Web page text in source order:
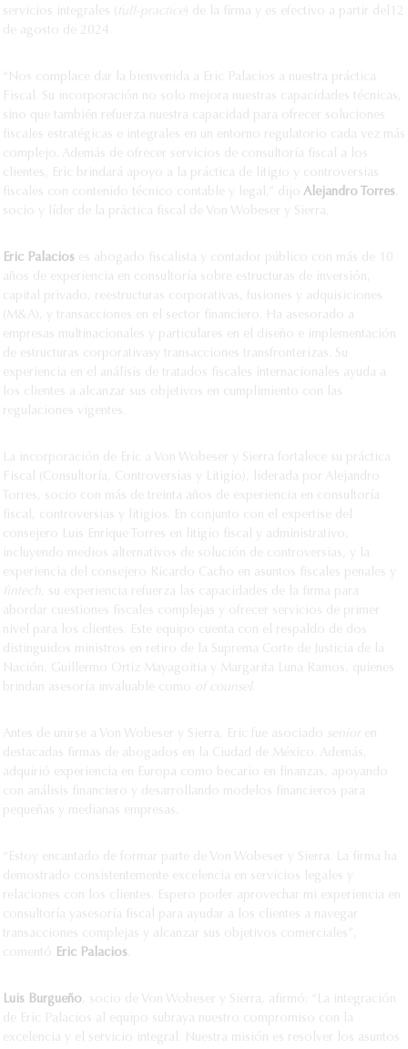
servicios integrales ( full-practice ) de la firma y es efectivo a partir del 12
de agosto de 2024.
“Nos complace dar la bienvenida a Eric Palacios a nuestra práctica
Fiscal. Su incorporación no solo mejora nuestras capacidades técnicas,
sino que también refuerza nuestra capacidad para ofrecer soluciones
fiscales estratégicas e integrales en un entorno regulatorio cada vez más
complejo. Además de ofrecer servicios de consultoría fiscal a los
clientes, Eric brindará apoyo a la práctica de litigio y controversias
fiscales con contenido técnico contable y legal,” dijo Alejandro Torres
socio y líder de la práctica fiscal de Von Wobeser y Sierra.
Eric Palacios es abogado fiscalista y contador público con más de 10
años de experiencia en consultoría sobre estructuras de inversión,
capital privado, reestructuras corporativas, fusiones y adquisiciones
(M&A), y transacciones en el sector financiero. Ha asesorado a
empresas multinacionales y particulares en el diseño e implementación
de estructuras corporativasy transacciones transfronterizas. Su
experiencia en el análisis de tratados fiscales internacionales ayuda a
los clientes a alcanzar sus objetivos en cumplimiento con las
regulaciones vigentes.
La incorporación de Eric a Von Wobeser y Sierra fortalece su práctica
Fiscal (Consultoría, Controversias y Litigio), liderada por Alejandro
Torres, socio con más de treinta años de experiencia en consultoría
fiscal, controversias y litigios. En conjunto con el expertise del
consejero Luis Enrique Torres en litigio fiscal y administrativo,
incluyendo medios alternativos de solución de controversias, y la
experiencia del consejero Ricardo Cacho en asuntos fiscales penales y
fintech , su experiencia refuerza las capacidades de la firma para
abordar cuestiones fiscales complejas y ofrecer servicios de primer
nivel para los clientes. Este equipo cuenta con el respaldo de dos
distinguidos ministros en retiro de la Suprema Corte de Justicia de la
Nación, Guillermo Ortiz Mayagoitia y Margarita Luna Ramos, quienes
brindan asesoría invaluable como of counsel
Antes de unirse a Von Wobeser y Sierra, Eric fue asociado senior en
destacadas firmas de abogados en la Ciudad de México. Además,
adquirió experiencia en Europa como becario en finanzas, apoyando
con análisis financiero y desarrollando modelos financieros para
pequeñas y medianas empresas.
“Estoy encantado de formar parte de Von Wobeser y Sierra. La firma ha
demostrado consistentemente excelencia en servicios legales y
relaciones con los clientes. Espero poder aprovechar mi experiencia en
consultoría y asesoría fiscal para ayudar a los clientes a navegar
transacciones complejas y alcanzar sus objetivos comerciales”,
comentó Eric Palacios
Luis Burgueño , socio de Von Wobeser y Sierra, afirmó: “La integración
de Eric Palacios al equipo subraya nuestro compromiso con la
excelencia y el servicio integral. Nuestra misión es resolver los asuntos